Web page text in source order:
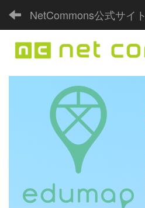
NetCommons公式サイト